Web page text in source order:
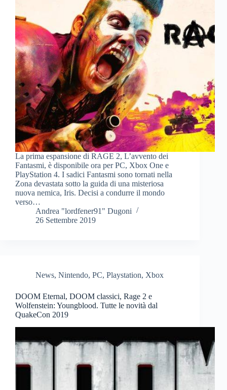
La prima espansione di RAGE 2, L’avvento dei
Fantasmi, è disponibile ora per PC, Xbox One e
PlayStation 4. I sadici Fantasmi sono tornati nella
Zona devastata sotto la guida di una misteriosa
nuova nemica, Iris. Decisi a condurre il mondo
verso…
Andrea "lordfener91" Dugoni
26 Settembre 2019
News, Nintendo, PC, Playstation, Xbox
DOOM Eternal, DOOM classici, Rage 2 e
Wolfenstein: Youngblood. Tutte le novità dal
QuakeCon 2019